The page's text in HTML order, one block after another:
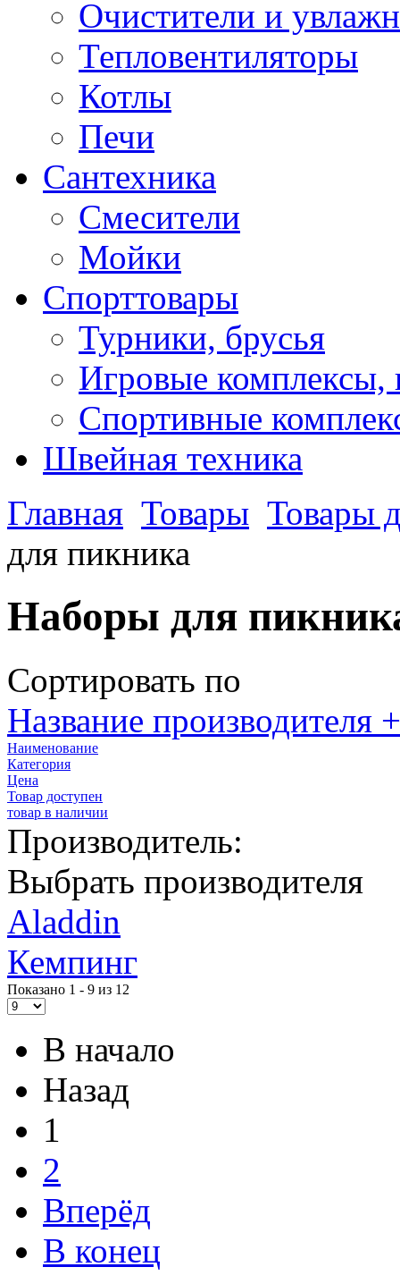
Очистители и
Тепловентиляторы
Котлы
Печи
Сантехника
Смесители
Мойки
Спорттовары
Турники, брусья
Игровые комплексы,
Спортивные
Швейная техника
Главная Товары Товары
для пикника
Наборы для
Сортировать по
Название производителя
Наименование
Категория
Цена
Товар доступен
товар в наличии
Производитель:
Выбрать производителя
Aladdin
Кемпинг
Показано 1 - 9 из 12
В начало
Назад
1
2
Вперёд
В конец